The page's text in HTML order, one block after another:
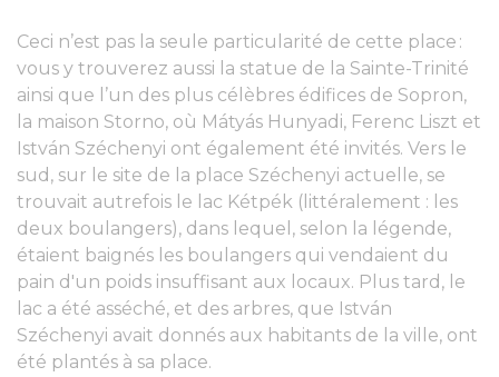
Ceci n’est pas la seule particularité de cette place :
vous y trouverez aussi la statue de la Sainte-Trinité
ainsi que l’un des plus célèbres édifices de Sopron,
la maison Storno, où Mátyás Hunyadi, Ferenc Liszt et
István Széchenyi ont également été invités. Vers le
sud, sur le site de la place Széchenyi actuelle, se
trouvait autrefois le lac Kétpék (littéralement : les
deux boulangers), dans lequel, selon la légende,
étaient baignés les boulangers qui vendaient du
pain d'un poids insuffisant aux locaux. Plus tard, le
lac a été asséché, et des arbres, que István
Széchenyi avait donnés aux habitants de la ville, ont
été plantés à sa place.